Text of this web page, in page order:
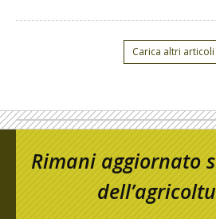
Carica altri articoli
Rimani aggiornato